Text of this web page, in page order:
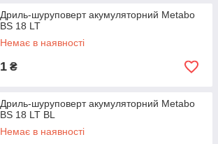
Дриль-шуруповерт акумуляторний Metabo
BS 18 LT
Немає в наявності
1 ₴
Дриль-шуруповерт акумуляторний Metabo
BS 18 LT BL
Немає в наявності